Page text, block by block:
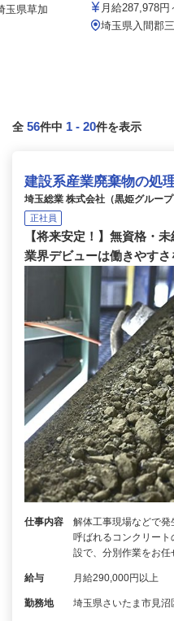
玉県草加
月給287,978円
埼玉県入間郡
全 56件中 1 - 20件を表示
建設系産業廃棄物の処
埼玉総業 株式会社（黒姫グループ
正社員
【将来安定！】無資格・
業界デビューは働きやすさ
仕事内容
解体工事現場などで発
呼ばれるコンクリー
設で、分別作業をお
給与 月給290,000円以上
勤務地 埼玉県さいたま市見沼